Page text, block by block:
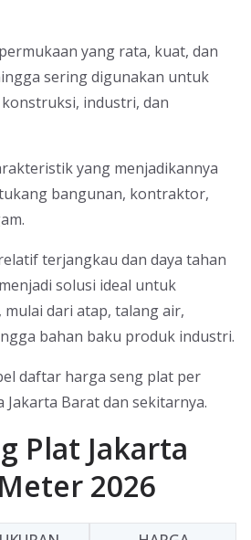
yang rata, kuat, dan
sering digunakan untuk
industri, dan
yang menjadikannya
bangunan, kontraktor,
terjangkau dan daya tahan
solusi ideal untuk
dari atap, talang air,
bahan baku produk industri.
daftar harga seng plat per
Barat dan sekitarnya.
Plat Jakarta
2026